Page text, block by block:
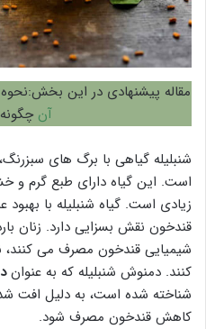
مقاله پیشنهادی در این بخش:نحوه
آن
شنبلیله گیاهی با برگ های
است. این گیاه دارای طبع گرم
زیادی است. گیاه شنبلیله با
قندخون نقش بسزایی دارد. زنان
شیمیایی قندخون مصرف می کنند،
کنند. دمنوش شنبلیله که به عنوان
شناخته شده است، به دلیل افت
کاهش قندخون مصرف شود.